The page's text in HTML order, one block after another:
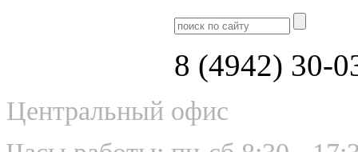
8 (4942) 30-
Центральный офис